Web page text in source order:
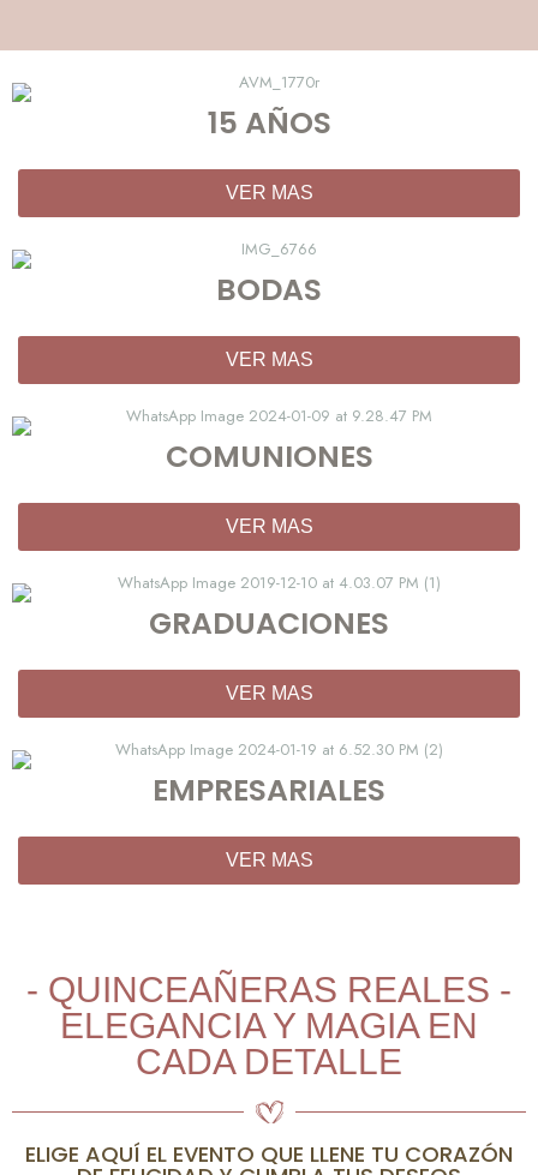
15 AÑOS
VER MAS
BODAS
VER MAS
COMUNIONES
VER MAS
GRADUACIONES
VER MAS
EMPRESARIALES
VER MAS
- QUINCEAÑERAS REALES -
ELEGANCIA Y MAGIA EN
CADA DETALLE
ELIGE AQUÍ EL EVENTO QUE LLENE TU CORAZÓN